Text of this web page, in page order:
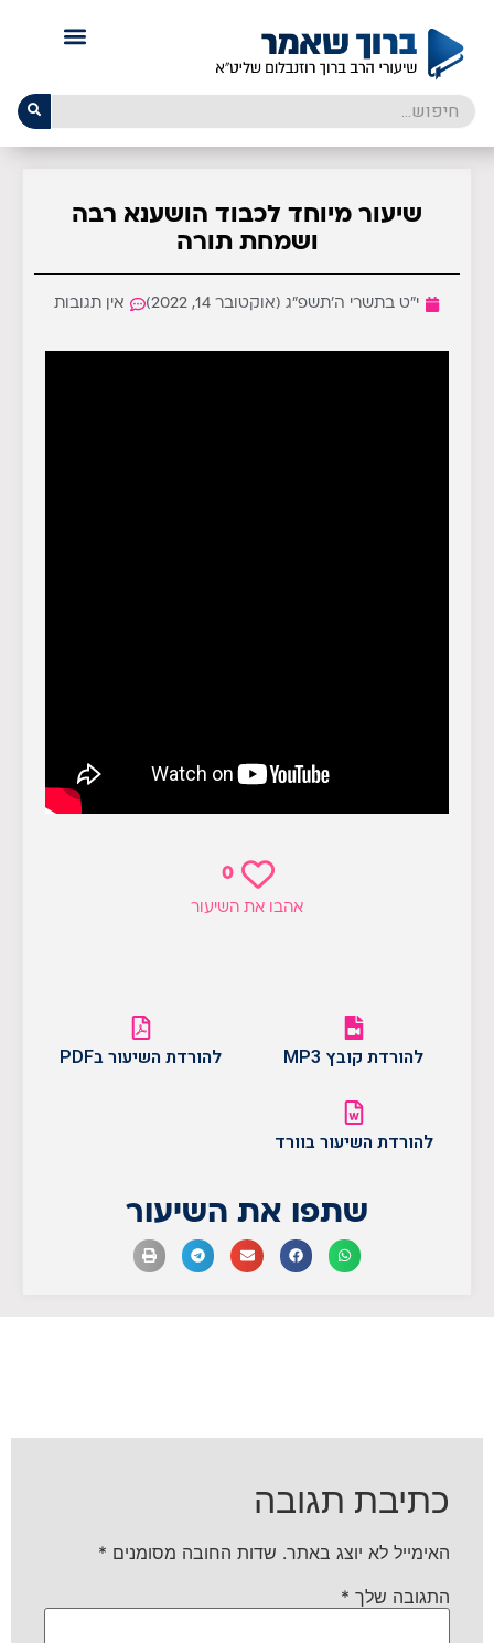
שיעור מיוחד לכבוד הושענא רבה
ושמחת תורה
י״ט בתשרי ה׳תשפ״ג (אוקטובר 14, 2022) אין תגובות
0
אהבו את השיעור
להורדת קובץ MP3 להורדת השיעור בPDF
להורדת השיעור בוורד
שתפו את השיעור
כתיבת תגובה
האימייל לא יוצג באתר. שדות החובה מסומנים *
התגובה שלך *